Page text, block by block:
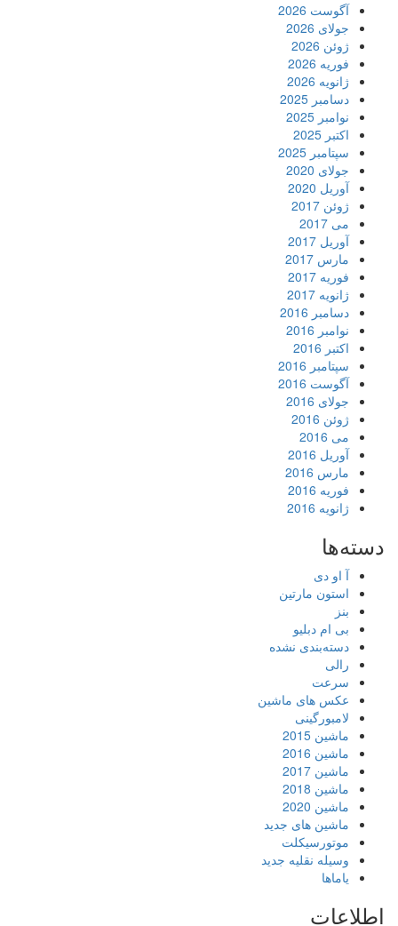
آگوست 2026
جولای 2026
ژوئن 2026
فوریه 2026
ژانویه 2026
دسامبر 2025
نوامبر 2025
اکتبر 2025
سپتامبر 2025
جولای 2020
آوریل 2020
ژوئن 2017
می 2017
آوریل 2017
مارس 2017
فوریه 2017
ژانویه 2017
دسامبر 2016
نوامبر 2016
اکتبر 2016
سپتامبر 2016
آگوست 2016
جولای 2016
ژوئن 2016
می 2016
آوریل 2016
مارس 2016
فوریه 2016
ژانویه 2016
دسته‌ها
آ او دی
استون مارتین
بنز
بی ام دبلیو
دسته‌بندی نشده
رالی
سرعت
عکس های ماشین
لامبورگینی
ماشین 2015
ماشین 2016
ماشین 2017
ماشین 2018
ماشین 2020
ماشین های جدید
موتورسیکلت
وسیله نقلیه جدید
یاماها
اطلاعات